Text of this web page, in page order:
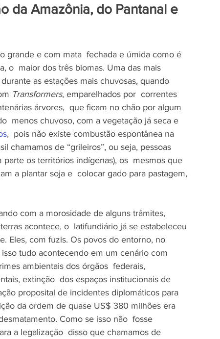
da Amazônia, do Pantanal e
grande e com mata  fechada e úmida como é
o  maior dos três biomas. Uma das mais
as estações mais chuvosas, quando
Transformers, emparelhados por  correntes
árvores,  que ficam no chão por algum
menos chuvoso, com a vegetação já seca e
,  pois não existe combustão espontânea na
chamamos de “grileiros”, ou seja, pessoas
os territórios indígenas), os  mesmos que
a plantar soja e  colocar gado para pastagem,
com a morosidade de alguns trâmites,
acontece, o  latifundiário já se estabeleceu
Eles, com fuzis. Os povos do entorno, no
tudo acontecendo em um cenário com
ambientais dos órgãos  federais,
extinção  dos espaços institucionais de
proposital de incidentes diplomáticos para
da ordem de quase US$ 380 milhões era
Como se isso não  fosse
a legalização  disso que chamamos de